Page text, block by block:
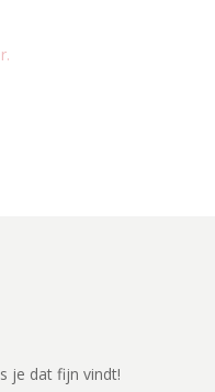
je dat fijn vindt!